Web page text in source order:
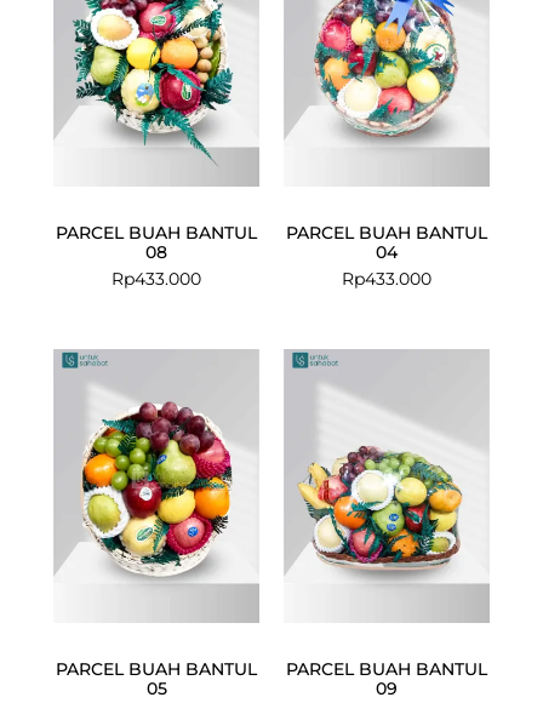
PARCEL BUAH BANTUL
08
Rp433.000
PARCEL BUAH BANTUL
04
Rp433.000
PARCEL BUAH BANTUL
05
PARCEL BUAH BANTUL
09